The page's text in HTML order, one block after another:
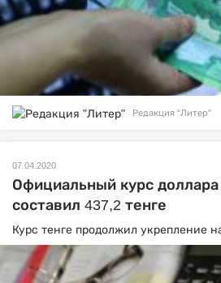
Редакция "Литер"
07.04.2020
Официальный курс доллара
составил 437,2 тенге
Курс тенге продолжил укрепление